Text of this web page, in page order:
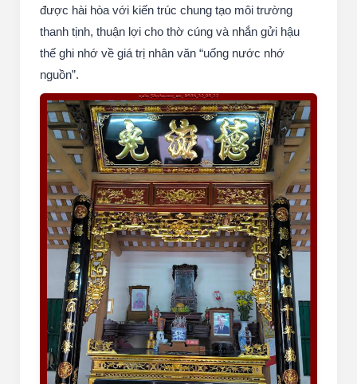
được hài hòa với kiến trúc chung tạo môi trường
thanh tịnh, thuận lợi cho thờ cúng và nhắn gửi hậu
thế ghi nhớ về giá trị nhân văn “uống nước nhớ
nguồn”.